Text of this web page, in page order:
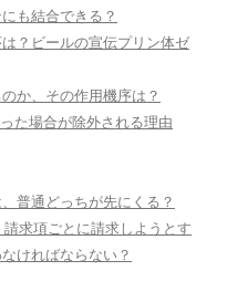
も結合できる？
？ビールの宣伝プリン体ゼ
か、その作用機序は？
た場合が除外される理由
普通どっちが先にくる？
求項ごとに請求しようとす
ければならない？